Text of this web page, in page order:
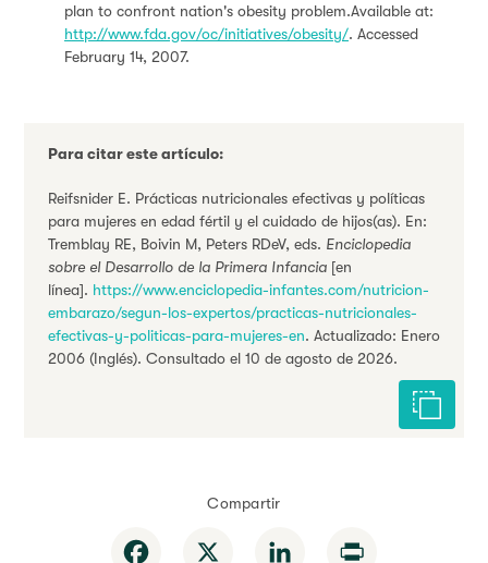
plan to confront nation's obesity problem.Available at:
http://www.fda.gov/oc/initiatives/obesity/. Accessed
February 14, 2007.
Para citar este artículo:
Reifsnider E. Prácticas nutricionales efectivas y políticas
para mujeres en edad fértil y el cuidado de hijos(as). En:
Tremblay RE, Boivin M, Peters RDeV, eds. Enciclopedia
sobre el Desarrollo de la Primera Infancia [en
línea]. https://www.enciclopedia-infantes.com/nutricion-
embarazo/segun-los-expertos/practicas-nutricionales-
efectivas-y-politicas-para-mujeres-en. Actualizado: Enero
2006 (Inglés). Consultado el 10 de agosto de 2026.
Citar
Compartir
Facebook LinkedIn